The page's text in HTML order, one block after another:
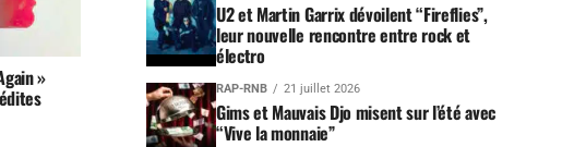
»
U2 et Martin Garrix dévoilent “Fireflies”,
leur nouvelle rencontre entre rock et
électro
RAP-RNB 21 juillet 2026
Gims et Mauvais Djo misent sur l’été avec
“Vive la monnaie”